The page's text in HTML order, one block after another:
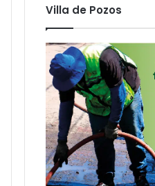
Villa de Pozos